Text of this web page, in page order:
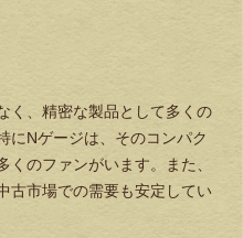
く、精密な製品として多くの
にNゲージは、そのコンパク
くのファンがいます。また、
古市場での需要も安定してい